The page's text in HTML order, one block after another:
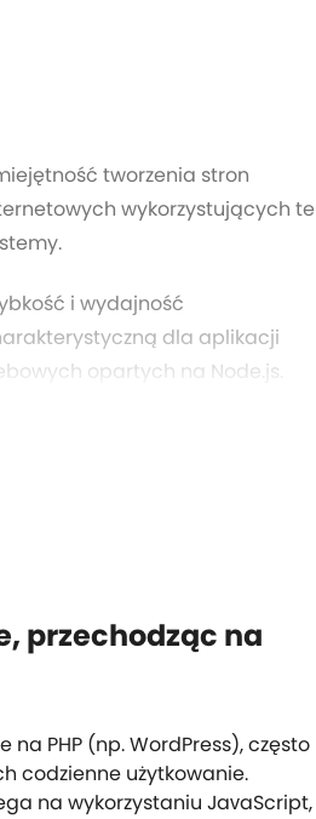
tworzenia stron
wykorzystujących te
i wydajność
dla aplikacji
opartych na Node.js.
przechodząc na
PHP (np. WordPress), często
codzienne użytkowanie.
na wykorzystaniu JavaScript,